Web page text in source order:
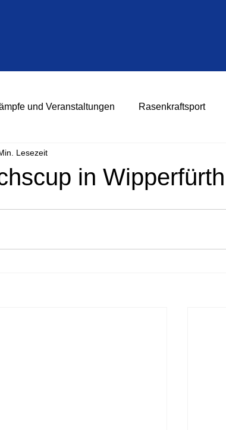
und Veranstaltungen Rasenkraftsport
in Wipperfürth
Lesezeit